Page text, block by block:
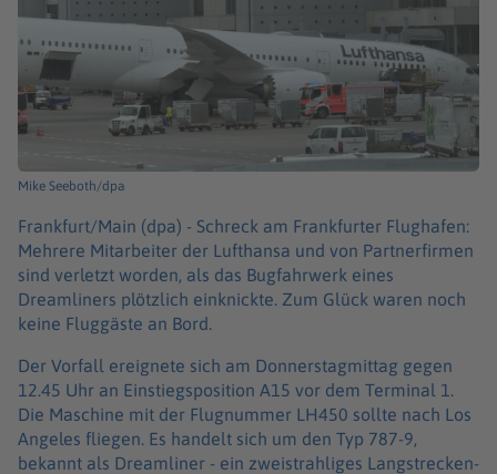
Mike Seeboth/dpa
Frankfurt/Main (dpa) - Schreck am Frankfurter Flughafen:
Mehrere Mitarbeiter der Lufthansa und von Partnerfirmen
sind verletzt worden, als das Bugfahrwerk eines
Dreamliners plötzlich einknickte. Zum Glück waren noch
keine Fluggäste an Bord.
Der Vorfall ereignete sich am Donnerstagmittag gegen
12.45 Uhr an Einstiegsposition A15 vor dem Terminal 1.
Die Maschine mit der Flugnummer LH450 sollte nach Los
Angeles fliegen. Es handelt sich um den Typ 787-9,
bekannt als Dreamliner - ein zweistrahliges Langstrecken-